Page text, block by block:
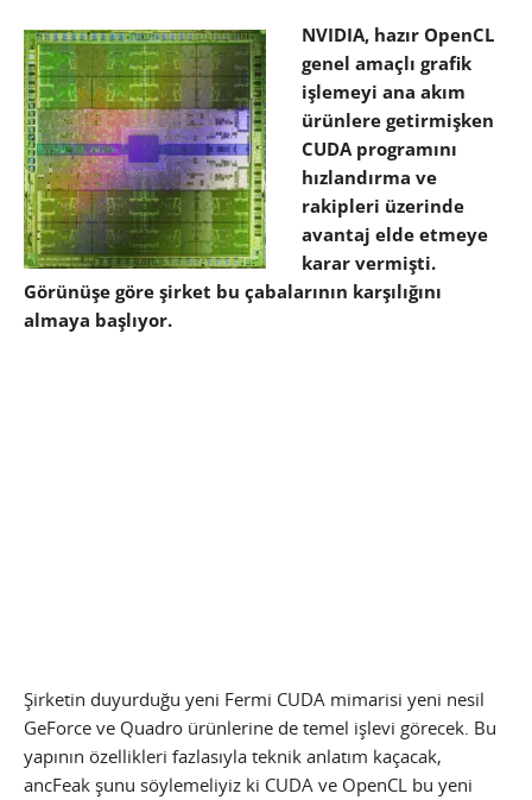
NVIDIA, hazır OpenCL
genel amaçlı grafik
işlemeyi ana akım
ürünlere getirmişken
CUDA programını
hızlandırma ve
rakipleri üzerinde
avantaj elde etmeye
karar vermişti.
Görünüşe göre şirket bu çabalarının karşılığını
almaya başlıyor.
Şirketin duyurduğu yeni Fermi CUDA mimarisi yeni nesil
GeForce ve Quadro ürünlerine de temel işlevi görecek. Bu
yapının özellikleri fazlasıyla teknik anlatım kaçacak,
ancFeak şunu söylemeliyiz ki CUDA ve OpenCL bu yeni